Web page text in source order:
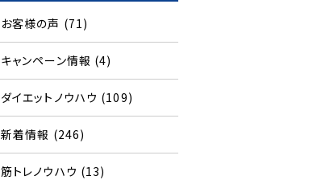
お客様の声 (71)
キャンペーン情報 (4)
ダイエットノウハウ (109)
新着情報 (246)
筋トレノウハウ (13)